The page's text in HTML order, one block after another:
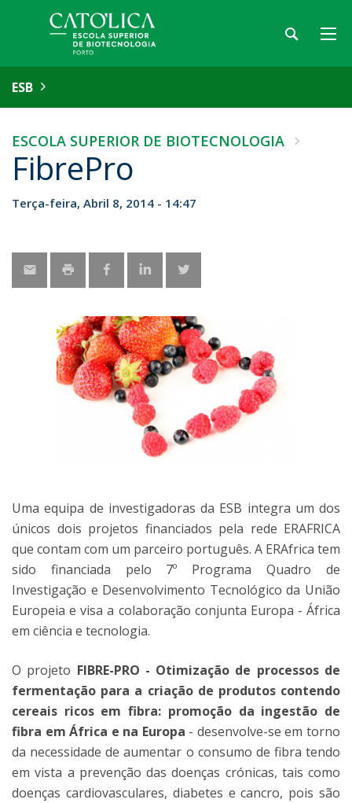
ESB
ESCOLA SUPERIOR DE BIOTECNOLOGIA
FibrePro
Terça-feira, Abril 8, 2014 - 14:47
Uma equipa de investigadoras da ESB integra um dos
únicos dois projetos financiados pela rede ERAFRICA
que contam com um parceiro português. A ERAfrica tem
sido financiada pelo 7º Programa Quadro de
Investigação e Desenvolvimento Tecnológico da União
Europeia e visa a colaboração conjunta Europa - África
em ciência e tecnologia.
O projeto FIBRE-PRO - Otimização de processos de
fermentação para a criação de produtos contendo
cereais ricos em fibra: promoção da ingestão de
fibra em África e na Europa - desenvolve-se em torno
da necessidade de aumentar o consumo de fibra tendo
em vista a prevenção das doenças crónicas, tais como
doenças cardiovasculares, diabetes e cancro, pois são